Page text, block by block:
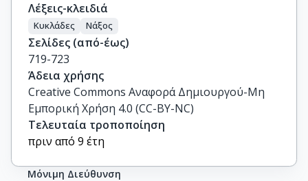
Λέξεις-κλειδιά
Κυκλάδες Νάξος
Σελίδες (από-έως)
719-723
Άδεια χρήσης
Creative Commons Αναφορά Δημιουργού-Μη
Εμπορική Χρήση 4.0 (CC-BY-NC)
Τελευταία τροποποίηση
πριν από 9 έτη
Μόνιμη Διεύθυνση